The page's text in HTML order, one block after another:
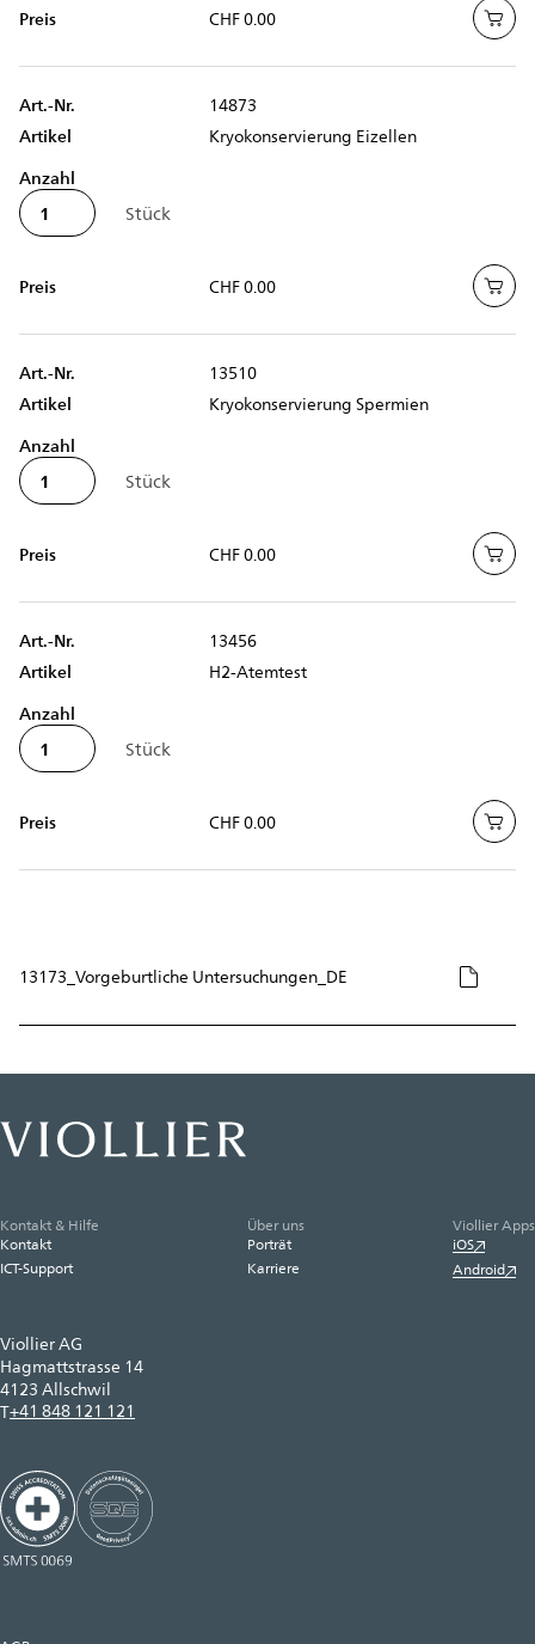
Preis CHF 0.00
Art.-Nr.
14873
Artikel
Kryokonservierung Eizellen
Anzahl
Preis CHF 0.00
Art.-Nr.
13510
Artikel
Kryokonservierung Spermien
Anzahl
Preis CHF 0.00
Art.-Nr.
13456
Artikel
H2-Atemtest
Anzahl
Preis CHF 0.00
13173_Vorgeburtliche Untersuchungen_DE
Viollier AG
Hagmattstrasse 14
4123 Allschwil
T+41 848 121 121
Kontakt & Hilfe
Kontakt
ICT-Support
Über uns
Porträt
Karriere
Viollier Apps
iOS
Android